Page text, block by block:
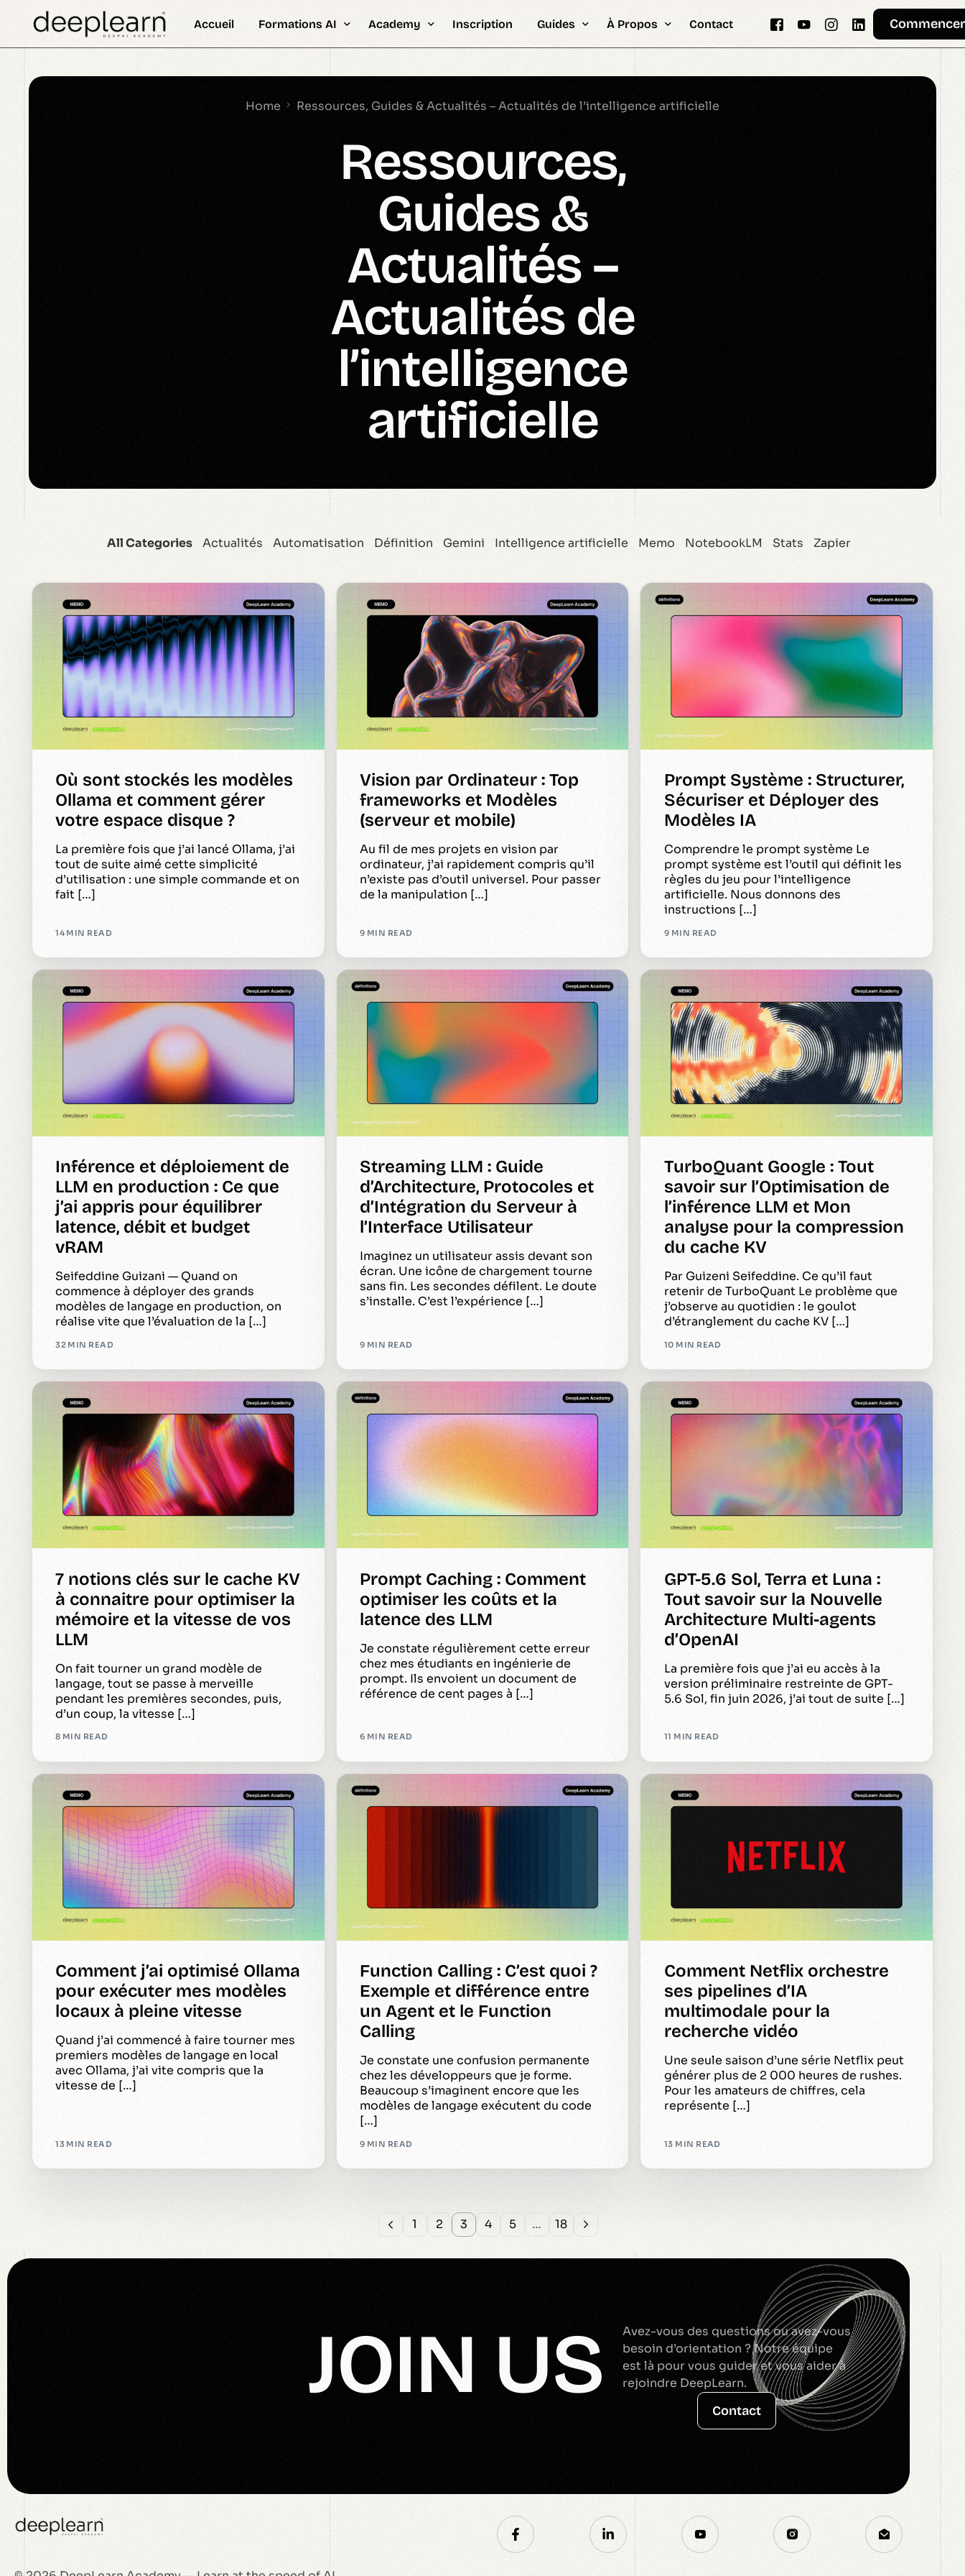
Accueil Formations AI
Formation pour Entreprises
Formation Professionnelle
Formation Ingénieurs
Cours & Formations AI & ML
Certifications par Examen
Academy
Bootcamps & Hackathons IA
Certifications
Plateforme eLearning
Synapse Plateforme d’examens
Types de formation
Ressources & Guides
Stage Intelligence Artificielle
Inscription Guides
DeepSkill Newsletter Définition Actualités Intelligence Artificielle Stats Memo Gemini Automatisation
À Propos
FAQ & Help
About
Methodologie.md
Recrutement
Contact
Home Ressources, Guides & Actualités – Actualités de l’intelligence artificielle
Ressources,
Guides &
Actualités –
Actualités de
l’intelligence
artificielle
All Categories Actualités Automatisation Définition Gemini Intelligence artificielle Memo NotebookLM Stats Zapier
Où sont stockés les modèles
Ollama et comment gérer
votre espace disque ?
La première fois que j’ai lancé Ollama, j’ai
tout de suite aimé cette simplicité
d’utilisation : une simple commande et on
fait […]
14 MIN READ
Vision par Ordinateur : Top
frameworks et Modèles
(serveur et mobile)
Au fil de mes projets en vision par
ordinateur, j’ai rapidement compris qu’il
n’existe pas d’outil universel. Pour passer
de la manipulation […]
9 MIN READ
Prompt Système : Structurer,
Sécuriser et Déployer des
Modèles IA
Comprendre le prompt système Le
prompt système est l’outil qui définit les
règles du jeu pour l’intelligence
artificielle. Nous donnons des
instructions […]
9 MIN READ
Inférence et déploiement de
LLM en production : Ce que
j’ai appris pour équilibrer
latence, débit et budget
vRAM
Seifeddine Guizani — Quand on
commence à déployer des grands
modèles de langage en production, on
réalise vite que l’évaluation de la […]
32 MIN READ
Streaming LLM : Guide
d’Architecture, Protocoles et
d’Intégration du Serveur à
l’Interface Utilisateur
Imaginez un utilisateur assis devant son
écran. Une icône de chargement tourne
sans fin. Les secondes défilent. Le doute
s’installe. C’est l’expérience […]
9 MIN READ
TurboQuant Google : Tout
savoir sur l’Optimisation de
l’inférence LLM et Mon
analyse pour la compression
du cache KV
Par Guizeni Seifeddine. Ce qu’il faut
retenir de TurboQuant Le problème que
j’observe au quotidien : le goulot
d’étranglement du cache KV […]
10 MIN READ
7 notions clés sur le cache KV
à connaitre pour optimiser la
mémoire et la vitesse de vos
LLM
On fait tourner un grand modèle de
langage, tout se passe à merveille
pendant les premières secondes, puis,
d’un coup, la vitesse […]
8 MIN READ
Prompt Caching : Comment
optimiser les coûts et la
latence des LLM
Je constate régulièrement cette erreur
chez mes étudiants en ingénierie de
prompt. Ils envoient un document de
référence de cent pages à […]
6 MIN READ
GPT-5.6 Sol, Terra et Luna :
Tout savoir sur la Nouvelle
Architecture Multi-agents
d’OpenAI
La première fois que j’ai eu accès à la
version préliminaire restreinte de GPT-
5.6 Sol, fin juin 2026, j’ai tout de suite […]
11 MIN READ
Comment j’ai optimisé Ollama
pour exécuter mes modèles
locaux à pleine vitesse
Quand j’ai commencé à faire tourner mes
premiers modèles de langage en local
avec Ollama, j’ai vite compris que la
vitesse de […]
13 MIN READ
Function Calling : C’est quoi ?
Exemple et différence entre
un Agent et le Function
Calling
Je constate une confusion permanente
chez les développeurs que je forme.
Beaucoup s’imaginent encore que les
modèles de langage exécutent du code
[…]
9 MIN READ
Comment Netflix orchestre
ses pipelines d’IA
multimodale pour la
recherche vidéo
Une seule saison d’une série Netflix peut
générer plus de 2 000 heures de rushes.
Pour les amateurs de chiffres, cela
représente […]
13 MIN READ
1 2 3 4 5 … 18
JOIN US
Avez-vous des questions ou avez-vous
besoin d’orientation ? Notre équipe
est là pour vous guider et vous aider à
rejoindre DeepLearn.
Contact